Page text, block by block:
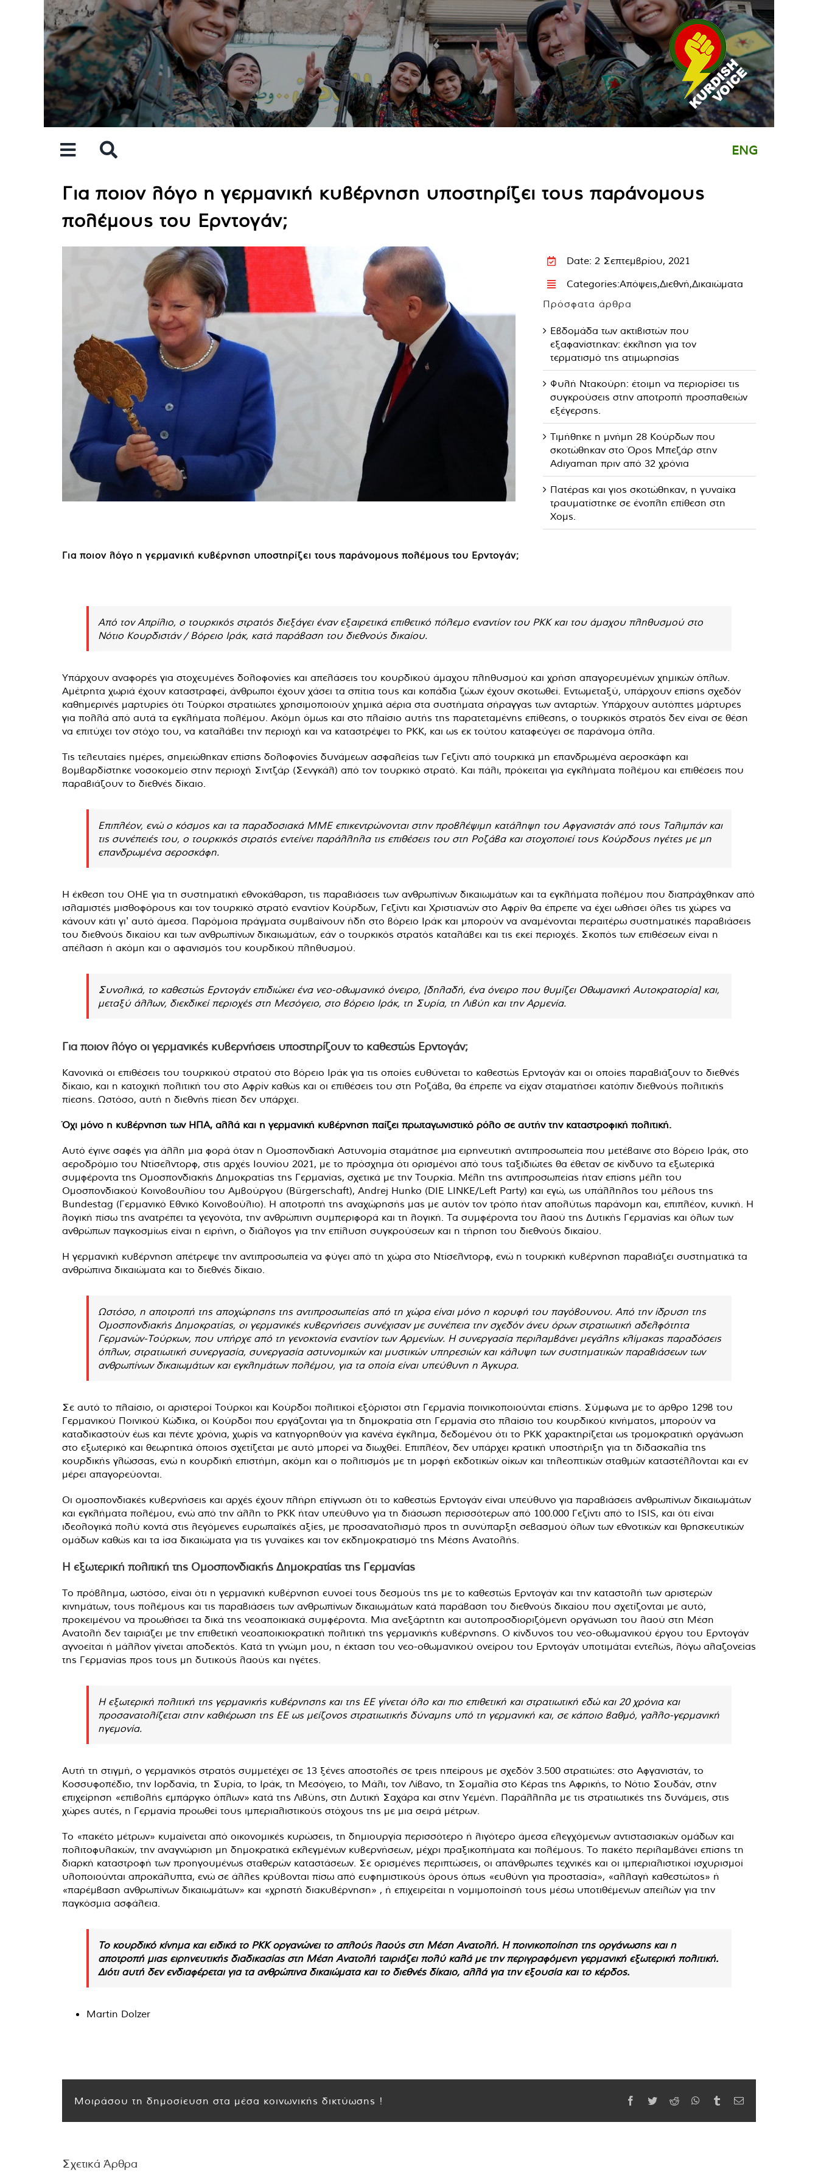
ENG
Για ποιον λόγο η γερμανική κυβέρνηση υποστηρίζει τους παράνομους
πολέμους του Ερντογάν;
Date: 2 Σεπτεμβρίου, 2021
Categories:Απόψεις,Διεθνή,Δικαιώματα
Πρόσφατα άρθρα
Εβδομάδα των ακτιβιστών που
εξαφανίστηκαν: έκκληση για τον
τερματισμό της ατιμωρησίας
Φυλή Ντακούρη: έτοιμη να περιορίσει τις
συγκρούσεις στην αποτροπή προσπαθειών
εξέγερσης.
Τιμήθηκε η μνήμη 28 Κούρδων που
σκοτώθηκαν στο Όρος Μπεζάρ στην
Adıyaman πριν από 32 χρόνια
Πατέρας και γιος σκοτώθηκαν, η γυναίκα
τραυματίστηκε σε ένοπλη επίθεση στη
Χομς.
Για ποιον λόγο η γερμανική κυβέρνηση υποστηρίζει τους παράνομους πολέμους του Ερντογάν;
Από τον Απρίλιο, ο τουρκικός στρατός διεξάγει έναν εξαιρετικά επιθετικό πόλεμο εναντίον του ΡΚΚ και του άμαχου πληθυσμού στο
Νότιο Κουρδιστάν / Βόρειο Ιράκ, κατά παράβαση του διεθνούς δικαίου.
Υπάρχουν αναφορές για στοχευμένες δολοφονίες και απελάσεις του κουρδικού άμαχου πληθυσμού και χρήση απαγορευμένων χημικών όπλων.
Αμέτρητα χωριά έχουν καταστραφεί, άνθρωποι έχουν χάσει τα σπίτια τους και κοπάδια ζώων έχουν σκοτωθεί. Εντωμεταξύ, υπάρχουν επίσης σχεδόν
καθημερινές μαρτυρίες ότι Τούρκοι στρατιώτες χρησιμοποιούν χημικά αέρια στα συστήματα σήραγγας των ανταρτών. Υπάρχουν αυτόπτες μάρτυρες
για πολλά από αυτά τα εγκλήματα πολέμου. Ακόμη όμως και στο πλαίσιο αυτής της παρατεταμένης επίθεσης, ο τουρκικός στρατός δεν είναι σε θέση
να επιτύχει τον στόχο του, να καταλάβει την περιοχή και να καταστρέψει το PKK, και ως εκ τούτου καταφεύγει σε παράνομα όπλα.
Τις τελευταίες ημέρες, σημειώθηκαν επίσης δολοφονίες δυνάμεων ασφαλείας των Γεζίντι από τουρκικά μη επανδρωμένα αεροσκάφη και
βομβαρδίστηκε νοσοκομείο στην περιοχή Σιντζάρ (Σενγκάλ) από τον τουρκικό στρατό. Και πάλι, πρόκειται για εγκλήματα πολέμου και επιθέσεις που
παραβιάζουν το διεθνές δίκαιο.
Επιπλέον, ενώ ο κόσμος και τα παραδοσιακά ΜΜΕ επικεντρώνονται στην προβλέψιμη κατάληψη του Αφγανιστάν από τους Ταλιμπάν και
τις συνέπειές του, ο τουρκικός στρατός εντείνει παράλληλα τις επιθέσεις του στη Ροζάβα και στοχοποιεί τους Κούρδους ηγέτες με μη
επανδρωμένα αεροσκάφη.
Η έκθεση του ΟΗΕ για τη συστηματική εθνοκάθαρση, τις παραβιάσεις των ανθρωπίνων δικαιωμάτων και τα εγκλήματα πολέμου που διαπράχθηκαν από
ισλαμιστές μισθοφόρους και τον τουρκικό στρατό εναντίον Κούρδων, Γεζίντι και Χριστιανών στο Αφρίν θα έπρεπε να έχει ωθήσει όλες τις χώρες ​​να
κάνουν κάτι γι' αυτό άμεσα. Παρόμοια πράγματα συμβαίνουν ήδη στο βόρειο Ιράκ και μπορούν να αναμένονται περαιτέρω συστηματικές παραβιάσεις
του διεθνούς δικαίου και των ανθρωπίνων δικαιωμάτων, εάν ο τουρκικός στρατός καταλάβει και τις εκεί περιοχές. Σκοπός των επιθέσεων είναι η
απέλαση ή ακόμη και ο αφανισμός του κουρδικού πληθυσμού.
Συνολικά, το καθεστώς Ερντογάν επιδιώκει ένα νεο-οθωμανικό όνειρο, [δηλαδή, ένα όνειρο που θυμίζει Οθωμανική Αυτοκρατορία] και,
μεταξύ άλλων, διεκδικεί περιοχές στη Μεσόγειο, στο βόρειο Ιράκ, τη Συρία, τη Λιβύη και την Αρμενία.
Για ποιον λόγο οι γερμανικές κυβερνήσεις υποστηρίζουν το καθεστώς Ερντογάν;
Κανονικά οι επιθέσεις του τουρκικού στρατού στο βόρειο Ιράκ για τις οποίες ευθύνεται το καθεστώς Ερντογάν και οι οποίες παραβιάζουν το διεθνές
δίκαιο, και η κατοχική πολιτική του στο Αφρίν καθώς και οι επιθέσεις του στη Ροζάβα, θα έπρεπε να είχαν σταματήσει κατόπιν διεθνούς πολιτικής
πίεσης. Ωστόσο, αυτή η διεθνής πίεση δεν υπάρχει.
Όχι μόνο η κυβέρνηση των ΗΠΑ, αλλά και η γερμανική κυβέρνηση παίζει πρωταγωνιστικό ρόλο σε αυτήν την καταστροφική πολιτική.
Αυτό έγινε σαφές για άλλη μια φορά όταν η Ομοσπονδιακή Αστυνομία σταμάτησε μια ειρηνευτική αντιπροσωπεία που μετέβαινε στο βόρειο Ιράκ, στο
αεροδρόμιο του Ντίσελντορφ, στις αρχές Ιουνίου 2021, με το πρόσχημα ότι ορισμένοι από τους ταξιδιώτες θα έθεταν σε κίνδυνο τα εξωτερικά
συμφέροντα της Ομοσπονδιακής Δημοκρατίας της Γερμανίας, σχετικά με την Τουρκία. Μέλη της αντιπροσωπείας ήταν επίσης μέλη του
Ομοσπονδιακού Κοινοβουλίου του Αμβούργου (Bürgerschaft), Andrej Hunko (DIE LINKE/Left Party) και εγώ, ως υπάλληλος του μέλους της
Bundestag (Γερμανικό Εθνικό Κοινοβούλιο). Η αποτροπή της αναχώρησής μας με αυτόν τον τρόπο ήταν απολύτως παράνομη και, επιπλέον, κυνική. Η
λογική πίσω της ανατρέπει τα γεγονότα, την ανθρώπινη συμπεριφορά και τη λογική. Τα συμφέροντα του λαού της Δυτικής Γερμανίας και όλων των
ανθρώπων παγκοσμίως είναι η ειρήνη, ο διάλογος για την επίλυση συγκρούσεων και η τήρηση του διεθνούς δικαίου.
Η γερμανική κυβέρνηση απέτρεψε την αντιπροσωπεία να φύγει από τη χώρα στο Ντίσελντορφ, ενώ η τουρκική κυβέρνηση παραβιάζει συστηματικά τα
ανθρώπινα δικαιώματα και το διεθνές δίκαιο.
Ωστόσο, η αποτροπή της αποχώρησης της αντιπροσωπείας από τη χώρα είναι μόνο η κορυφή του παγόβουνου. Από την ίδρυση της
Ομοσπονδιακής Δημοκρατίας, οι γερμανικές κυβερνήσεις συνέχισαν με συνέπεια την σχεδόν άνευ όρων στρατιωτική αδελφότητα
Γερμανών-Τούρκων, που υπήρχε από τη γενοκτονία εναντίον των Αρμενίων. Η συνεργασία περιλαμβάνει μεγάλης κλίμακας παραδόσεις
όπλων, στρατιωτική συνεργασία, συνεργασία αστυνομικών και μυστικών υπηρεσιών και κάλυψη των συστηματικών παραβιάσεων των
ανθρωπίνων δικαιωμάτων και εγκλημάτων πολέμου, για τα οποία είναι υπεύθυνη η Άγκυρα.
Σε αυτό το πλαίσιο, οι αριστεροί Τούρκοι και Κούρδοι πολιτικοί εξόριστοι στη Γερμανία ποινικοποιούνται επίσης. Σύμφωνα με το άρθρο 129β του
Γερμανικού Ποινικού Κώδικα, οι Κούρδοι που εργάζονται για τη δημοκρατία στη Γερμανία στο πλαίσιο του κουρδικού κινήματος, μπορούν να
καταδικαστούν έως και πέντε χρόνια, χωρίς να κατηγορηθούν για κανένα έγκλημα, δεδομένου ότι το ΡΚΚ χαρακτηρίζεται ως τρομοκρατική οργάνωση
στο εξωτερικό και θεωρητικά όποιος σχετίζεται με αυτό μπορεί να διωχθεί. Επιπλέον, δεν υπάρχει κρατική υποστήριξη για τη διδασκαλία της
κουρδικής γλώσσας, ενώ η κουρδική επιστήμη, ακόμη και ο πολιτισμός με τη μορφή εκδοτικών οίκων και τηλεοπτικών σταθμών καταστέλλονται και εν
μέρει απαγορεύονται.
Οι ομοσπονδιακές κυβερνήσεις και αρχές έχουν πλήρη επίγνωση ότι το καθεστώς Ερντογάν είναι υπεύθυνο για παραβιάσεις ανθρωπίνων δικαιωμάτων
και εγκλήματα πολέμου, ενώ από την άλλη το PKK ήταν υπεύθυνο για τη διάσωση περισσότερων από 100.000 Γεζίντι από το ISIS, και ότι είναι
ιδεολογικά πολύ κοντά στις λεγόμενες ευρωπαϊκές αξίες, με προσανατολισμό προς τη συνύπαρξη σεβασμού όλων των εθνοτικών και θρησκευτικών
ομάδων καθώς και τα ίσα δικαιώματα για τις γυναίκες και τον εκδημοκρατισμό της Μέσης Ανατολής.
H εξωτερική πολιτική της Ομοσπονδιακής Δημοκρατίας της Γερμανίας
Το πρόβλημα, ωστόσο, είναι ότι η γερμανική κυβέρνηση ευνοεί τους δεσμούς της με το καθεστώς Ερντογάν και την καταστολή των αριστερών
κινημάτων, τους πολέμους και τις παραβιάσεις των ανθρωπίνων δικαιωμάτων κατά παράβαση του διεθνούς δικαίου που σχετίζονται με αυτό,
προκειμένου να προωθήσει τα δικά της νεοαποικιακά συμφέροντα. Μια ανεξάρτητη και αυτοπροσδιοριζόμενη οργάνωση του λαού στη Μέση
Ανατολή δεν ταιριάζει με την επιθετική νεοαποικιοκρατική πολιτική της γερμανικής κυβέρνησης. Ο κίνδυνος του νεο-οθωμανικού έργου του Ερντογάν
αγνοείται ή μάλλον γίνεται αποδεκτός. Κατά τη γνώμη μου, η έκταση του νεο-οθωμανικού ονείρου του Ερντογάν υποτιμάται εντελώς, λόγω αλαζονείας
της Γερμανίας προς τους μη δυτικούς λαούς και ηγέτες.
Η εξωτερική πολιτική της γερμανικής κυβέρνησης και της ΕΕ γίνεται όλο και πιο επιθετική και στρατιωτική εδώ και 20 χρόνια και
προσανατολίζεται στην καθιέρωση της ΕΕ ως μείζονος στρατιωτικής δύναμης υπό τη γερμανική και, σε κάποιο βαθμό, γαλλο-γερμανική
ηγεμονία.
Αυτή τη στιγμή, ο γερμανικός στρατός συμμετέχει σε 13 ξένες αποστολές σε τρεις ηπείρους με σχεδόν 3.500 στρατιώτες: στο Αφγανιστάν, το
Κοσσυφοπέδιο, την Ιορδανία, τη Συρία, το Ιράκ, τη Μεσόγειο, το Μάλι, τον Λίβανο, τη Σομαλία στο Κέρας της Αφρικής, το Νότιο Σουδάν, στην
επιχείρηση «επιβολής εμπάργκο όπλων» κατά της Λιβύης, στη Δυτική Σαχάρα και στην Υεμένη. Παράλληλα με τις στρατιωτικές της δυνάμεις, στις
χώρες αυτές, η Γερμανία προωθεί τους ιμπεριαλιστικούς στόχους της με μια σειρά μέτρων.
Το «πακέτο μέτρων» κυμαίνεται από οικονομικές κυρώσεις, τη δημιουργία περισσότερο ή λιγότερο άμεσα ελεγχόμενων αντιστασιακών ομάδων και
πολιτοφυλακών, την αναγνώριση μη δημοκρατικά εκλεγμένων κυβερνήσεων, μέχρι πραξικοπήματα και πολέμους. Το πακέτο περιλαμβάνει επίσης τη
διαρκή καταστροφή των προηγουμένως σταθερών καταστάσεων. Σε ορισμένες περιπτώσεις, οι απάνθρωπες τεχνικές και οι ιμπεριαλιστικοί ισχυρισμοί
υλοποιούνται απροκάλυπτα, ενώ σε άλλες κρύβονται πίσω από ευφημιστικούς όρους όπως «ευθύνη για προστασία», «αλλαγή καθεστώτος» ή
«παρέμβαση ανθρωπίνων δικαιωμάτων» και «χρηστή διακυβέρνηση» , ή επιχειρείται η νομιμοποίησή τους μέσω υποτιθέμενων απειλών για την
παγκόσμια ασφάλεια.
Το κουρδικό κίνημα και ειδικά το PKK οργανώνει το απλούς λαούς στη Μέση Ανατολή. Η ποινικοποίηση της οργάνωσης και η
αποτροπή μιας ειρηνευτικής διαδικασίας στη Μέση Ανατολή ταιριάζει πολύ καλά με την περιγραφόμενη γερμανική εξωτερική πολιτική.
Διότι αυτή δεν ενδιαφέρεται για τα ανθρώπινα δικαιώματα και το διεθνές δίκαιο, αλλά για την εξουσία και το κέρδος.
Martin Dolzer
Μοιράσου τη δημοσίευση στα μέσα κοινωνικής δικτύωσης ! Facebook
TwitterReddit WhatsApp
TumblrEmail
Σχετικά Άρθρα